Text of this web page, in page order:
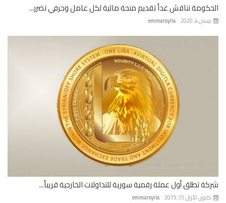
تناقش غداً تقديم منحة مالية لكل عامل وحرفي تضرر...
emmarsyria 4, 2020
تطلق أول عملة رقمية سورية للتداولات الخارجية قريباً...
emmarsyria الأول 15, 2019